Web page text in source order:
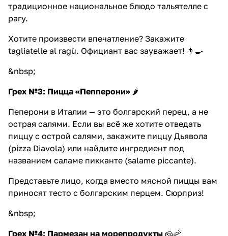
традиционное национальное блюдо тальятелле с
рагу.
Хотите произвести впечатление? Закажите
tagliatelle al ragù. Официант вас зауважает! 👨‍🍳
&nbsp;
Грех №3: Пицца «Пепперони» 🌶
Пеперони в Италии — это болгарский перец, а не
острая салями. Если вы всё же хотите отведать
пиццу с острой салями, закажите пиццу Дьявола
(pizza Diavola) или найдите ингредиент под
названием саламе пикканте (salame piccante).
Представьте лицо, когда вместо мясной пиццы вам
приносят тесто с болгарским перцем. Сюрприз!
&nbsp;
Грех №4: Пармезан на морепродукты 🧀🦐